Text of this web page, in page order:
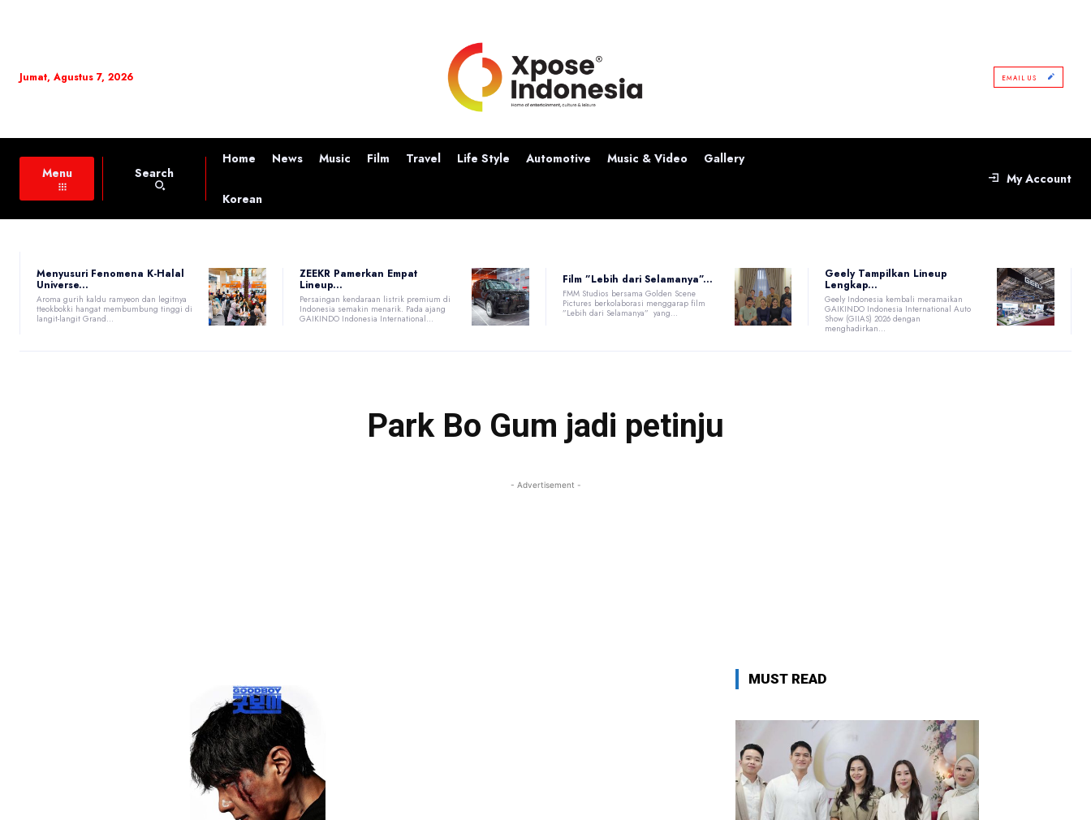
Jumat, Agustus 7, 2026 EMAIL US
Menu Search
Home News Music Film Travel Life Style Automotive Music & Video Gallery
Korean
My Account
Menyusuri Fenomena K-Halal
Universe...
Aroma gurih kaldu ramyeon dan legitnya
tteokbokki hangat membumbung tinggi di
langit-langit Grand...
ZEEKR Pamerkan Empat
Lineup...
Persaingan kendaraan listrik premium di
Indonesia semakin menarik. Pada ajang
GAIKINDO Indonesia International...
Film ”Lebih dari Selamanya”...
FMM Studios bersama Golden Scene
Pictures berkolaborasi menggarap film
”Lebih dari Selamanya” yang...
Geely Tampilkan Lineup
Lengkap...
Geely Indonesia kembali meramaikan
GAIKINDO Indonesia International Auto
Show (GIIAS) 2026 dengan
menghadirkan...
Park Bo Gum jadi petinju
- Advertisement -
MUST READ